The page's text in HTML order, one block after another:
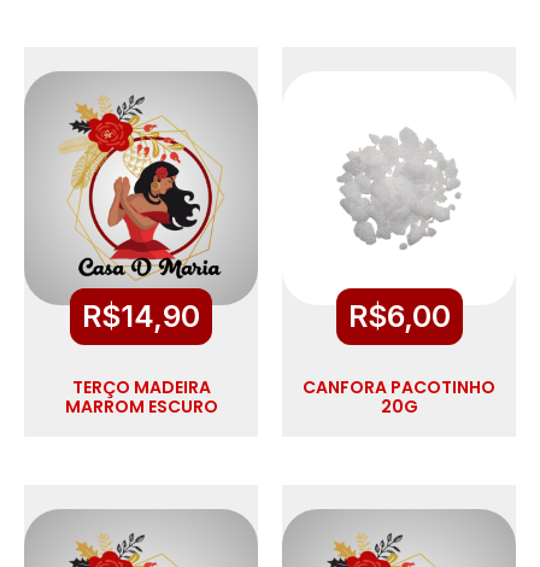
R$14,90
TERÇO MADEIRA
MARROM ESCURO
R$6,00
CANFORA PACOTINHO
20G